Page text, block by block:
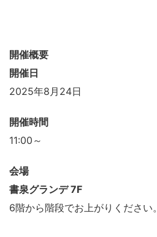
開催概要
開催日
2025年8月24日
開催時間
11:00～
会場
書泉グランデ 7F
6階から階段でお上がりください。